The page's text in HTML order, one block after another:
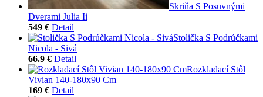
Skriňa S Posuvnými
Dverami Julia Ii
549 € Detail
Stolička S Podrúčkami
Nicola - Sivá
66.9 € Detail
Rozkladací Stôl
Vivian 140-180x90 Cm
169 € Detail